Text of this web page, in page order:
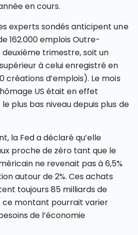
en cours.
experts sondés anticipent une
162.000 emplois Outre-
trimestre, soit un
à celui enregistré en
créations d’emplois). Le mois
US était en effet
plus bas niveau depuis plus de
la Fed a déclaré qu’elle
proche de zéro tant que le
ne revenait pas à 6,5%
autour de 2%. Ces achats
toujours 85 milliards de
ce montant pourrait varier
de l’économie